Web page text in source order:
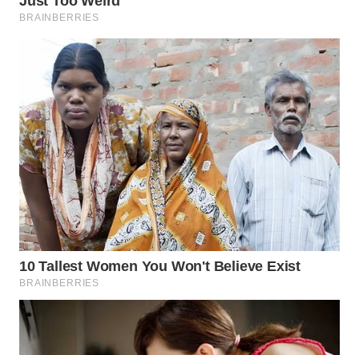
SUKABUMI
WN
PURWAKARTA
WN
PRIANGAN
TIMUR
WN
SEMARANG
WN
SOLO